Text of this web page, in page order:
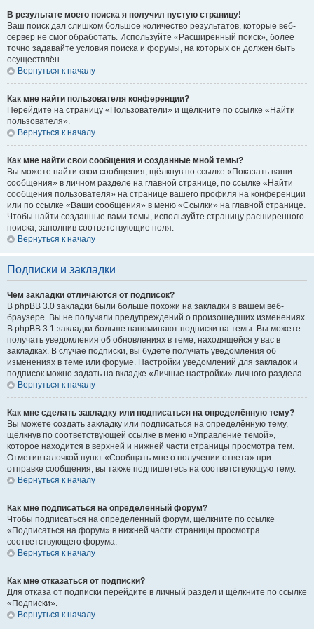
В результате моего поиска я получил пустую страницу!
Ваш поиск дал слишком большое количество результатов, которые веб-
сервер не смог обработать. Используйте «Расширенный поиск», более
точно задавайте условия поиска и форумы, на которых он должен быть
осуществлён.
Вернуться к началу
Как мне найти пользователя конференции?
Перейдите на страницу «Пользователи» и щёлкните по ссылке «Найти
пользователя».
Вернуться к началу
Как мне найти свои сообщения и созданные мной темы?
Вы можете найти свои сообщения, щёлкнув по ссылке «Показать ваши
сообщения» в личном разделе на главной странице, по ссылке «Найти
сообщения пользователя» на странице вашего профиля на конференции
или по ссылке «Ваши сообщения» в меню «Ссылки» на главной странице.
Чтобы найти созданные вами темы, используйте страницу расширенного
поиска, заполнив соответствующие поля.
Вернуться к началу
Подписки и закладки
Чем закладки отличаются от подписок?
В phpBB 3.0 закладки были больше похожи на закладки в вашем веб-
браузере. Вы не получали предупреждений о произошедших изменениях.
В phpBB 3.1 закладки больше напоминают подписки на темы. Вы можете
получать уведомления об обновлениях в теме, находящейся у вас в
закладках. В случае подписки, вы будете получать уведомления об
изменениях в теме или форуме. Настройки уведомлений для закладок и
подписок можно задать на вкладке «Личные настройки» личного раздела.
Вернуться к началу
Как мне сделать закладку или подписаться на определённую тему?
Вы можете создать закладку или подписаться на определённую тему,
щёлкнув по соответствующей ссылке в меню «Управление темой»,
которое находится в верхней и нижней части страницы просмотра тем.
Отметив галочкой пункт «Сообщать мне о получении ответа» при
отправке сообщения, вы также подпишетесь на соответствующую тему.
Вернуться к началу
Как мне подписаться на определённый форум?
Чтобы подписаться на определённый форум, щёлкните по ссылке
«Подписаться на форум» в нижней части страницы просмотра
соответствующего форума.
Вернуться к началу
Как мне отказаться от подписки?
Для отказа от подписки перейдите в личный раздел и щёлкните по ссылке
«Подписки».
Вернуться к началу